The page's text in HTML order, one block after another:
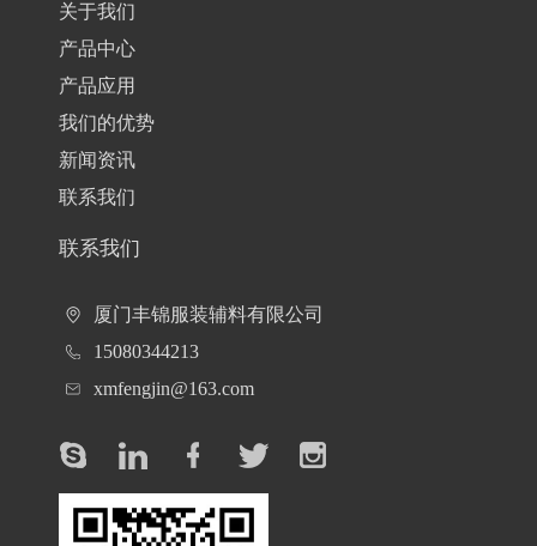
关于我们
产品中心
产品应用
我们的优势
新闻资讯
联系我们
联系我们
厦门丰锦服装辅料有限公司
15080344213
xmfengjin@163.com